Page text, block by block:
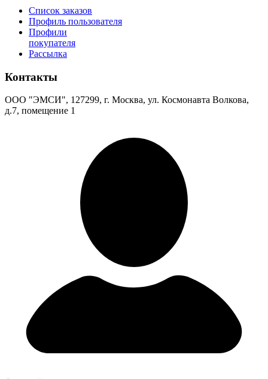
Список заказов
Профиль пользователя
Профили
покупателя
Рассылка
Контакты
ООО "ЭМСИ", 127299, г. Москва, ул. Космонавта Волкова,
д.7, помещение 1